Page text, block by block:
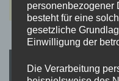
personenbezogener
besteht für eine
gesetzliche
Einwilligung der
Die Verarbeitung